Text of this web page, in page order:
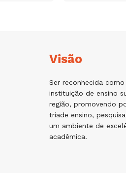
Visão
Ser reconhecida
instituição de ensino
região, promovendo
tríade ensino,
um ambiente de
acadêmica.